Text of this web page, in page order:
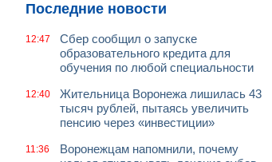
Последние новости
12:47
Сбер сообщил о запуске
образовательного кредита для
обучения по любой специальности
12:40
Жительница Воронежа лишилась 43
тысяч рублей, пытаясь увеличить
пенсию через «инвестиции»
11:36
Воронежцам напомнили, почему